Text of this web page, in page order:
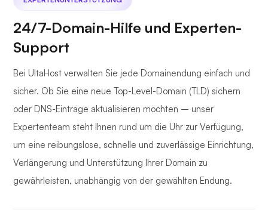
24/7-Domain-Hilfe und Experten-
Support
Bei UltaHost verwalten Sie jede Domainendung einfach und
sicher. Ob Sie eine neue Top-Level-Domain (TLD) sichern
oder DNS-Einträge aktualisieren möchten – unser
Expertenteam steht Ihnen rund um die Uhr zur Verfügung,
um eine reibungslose, schnelle und zuverlässige Einrichtung,
Verlängerung und Unterstützung Ihrer Domain zu
gewährleisten, unabhängig von der gewählten Endung.